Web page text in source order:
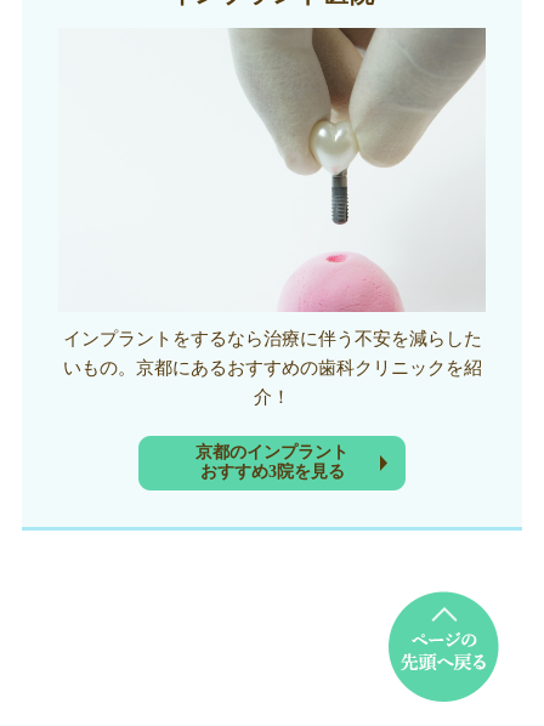
インプラントをするなら治療に伴う不安を減らした
いもの。京都にあるおすすめの歯科クリニックを紹
介！
京都のインプラント
おすすめ3院を見る